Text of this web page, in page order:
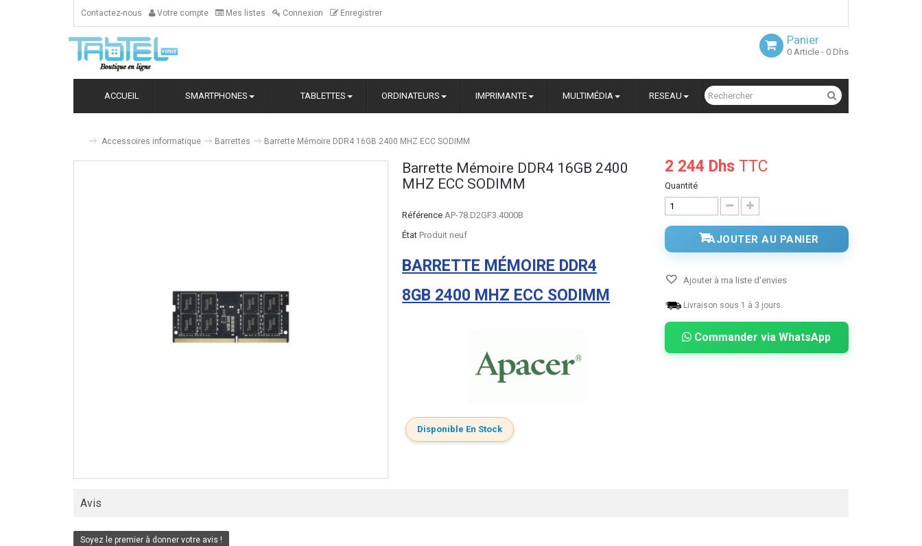
Contactez-nous Votre compte Mes listes Connexion Enregistrer
Panier
0 Article - 0 Dhs
ACCUEIL SMARTPHONES TABLETTES ORDINATEURS IMPRIMANTE MULTIMÉDIA RESEAU
Accessoires informatique Barrettes Barrette Mémoire DDR4 16GB 2400 MHZ ECC SODIMM
Barrette Mémoire DDR4 16GB 2400
MHZ ECC SODIMM
Référence AP-78.D2GF3.4000B
État Produit neuf
BARRETTE MÉMOIRE DDR4
8GB 2400 MHZ ECC SODIMM
Disponible En Stock
2 244 Dhs TTC
Quantité
AJOUTER AU PANIER
Ajouter à ma liste d'envies
Livraison sous 1 à 3 jours.
Commander via WhatsApp
Avis
Soyez le premier à donner votre avis !